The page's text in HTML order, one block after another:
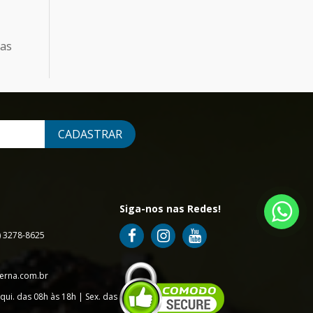
CADASTRAR
3278-8625
das 08h às 18h | Sex. das
Siga-nos nas Redes!